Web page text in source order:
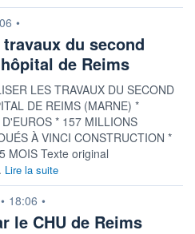
•
du second
de Reims
LES TRAVAUX DU SECOND
DE REIMS (MARNE) *
* 157 MILLIONS
À VINCI CONSTRUCTION *
MOIS Texte original
Lire la suite
• 18:06 •
le CHU de Reims